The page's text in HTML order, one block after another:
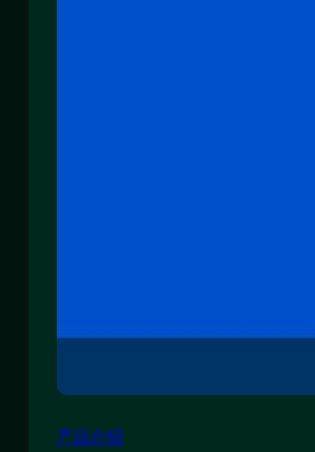
产品介绍